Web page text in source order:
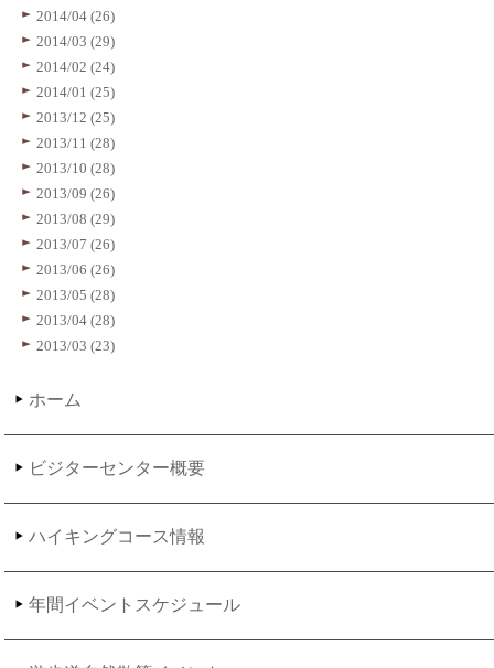
2014/04 (26)
2014/03 (29)
2014/02 (24)
2014/01 (25)
2013/12 (25)
2013/11 (28)
2013/10 (28)
2013/09 (26)
2013/08 (29)
2013/07 (26)
2013/06 (26)
2013/05 (28)
2013/04 (28)
2013/03 (23)
ホーム
ビジターセンター概要
ハイキングコース情報
年間イベントスケジュール